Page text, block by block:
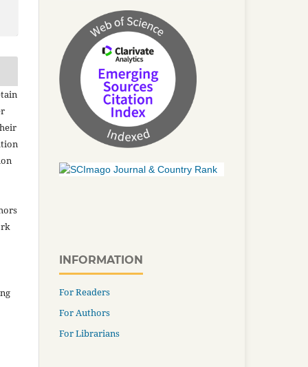
INFORMATION
For Readers
For Authors
For Librarians